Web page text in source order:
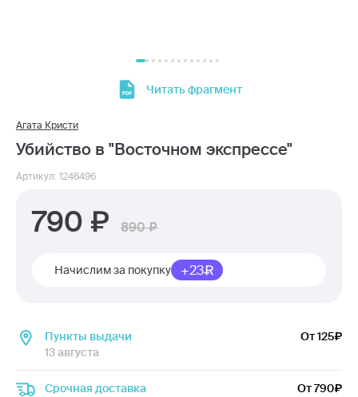
Читать фрагмент
Агата Кристи
Убийство в "Восточном экспрессе"
Артикул: 1246496
790 890
Начислим за покупку +23
Пункты выдачи
13 августа
От 125
Срочная доставка
От 790